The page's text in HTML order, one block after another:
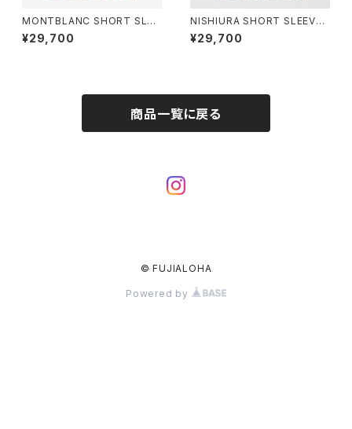
MONTBLANC SHORT SLEE
VE - GREEN
¥29,700
NISHIURA SHORT SLEEVE
- ECRU
¥29,700
商品一覧に戻る
© FUJIALOHA
Powered by